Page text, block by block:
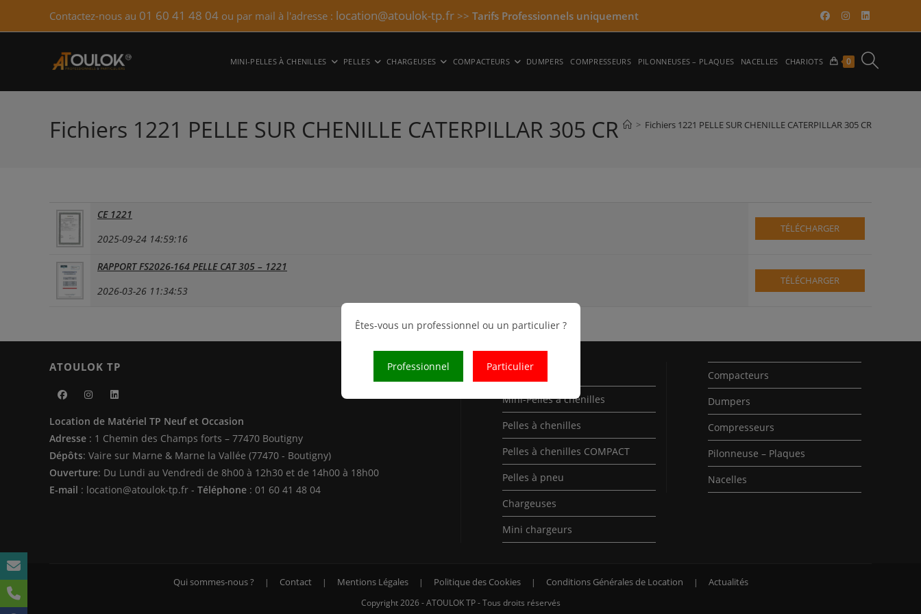
Contactez-nous au 01 60 41 48 04 ou par mail à l'adresse : location@atoulok-tp.fr >> Tarifs Professionnels uniquement​
MINI-PELLES À CHENILLES PELLES CHARGEUSES COMPACTEURS DUMPERS COMPRESSEURS PILONNEUSES – PLAQUES NACELLES CHARIOTS 0 TOGGLE
WEBSITE
Fichiers 1221 PELLE SUR CHENILLE CATERPILLAR 305 CR > Fichiers 1221 PELLE SUR CHENILLE CATERPILLAR 305 CR
CE 1221
2025-09-24 14:59:16
TÉLÉCHARGER
RAPPORT FS2026-164 PELLE CAT 305 – 1221
2026-03-26 11:34:53
TÉLÉCHARGER
ATOULOK TP
dans
un
nouvel
onglet
dans
un
nouvel
onglet
dans
un
nouvel
onglet
Location de Matériel TP Neuf et Occasion
Adresse : 1 Chemin des Champs forts – 77470 Boutigny
Dépôts: Vaire sur Marne & Marne la Vallée (77470 - Boutigny)
Ouverture: Du Lundi au Vendredi de 8h00 à 12h30 et de 14h00 à 18h00
E-mail : location@atoulok-tp.fr - Téléphone : 01 60 41 48 04
Nos Produits
Mini-Pelles à chenilles
Pelles à chenilles
Pelles à chenilles COMPACT
Pelles à pneu
Chargeuses
Mini chargeurs
Compacteurs
Dumpers
Compresseurs
Pilonneuse – Plaques
Nacelles
Qui sommes-nous ? Contact Mentions Légales Politique des Cookies Conditions Générales de Location Actualités
Copyright 2026 - ATOULOK TP - Tous droits réservés
Êtes-vous un professionnel ou un particulier ?
Professionnel Particulier